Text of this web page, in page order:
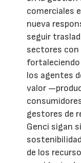
comerciales
nueva
seguir
sectores con
los agentes
valor
gestores de
Genci sigan
de los